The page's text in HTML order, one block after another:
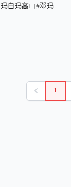
白玛高山#邓玛
སྔོན་མ། 1